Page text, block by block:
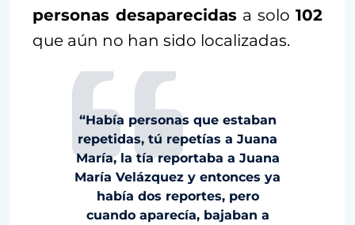
personas desaparecidas a solo 102
que aún no han sido localizadas.
“Había personas que estaban
repetidas, tú repetías a Juana
María, la tía reportaba a Juana
María Velázquez y entonces ya
había dos reportes, pero
cuando aparecía, bajaban a